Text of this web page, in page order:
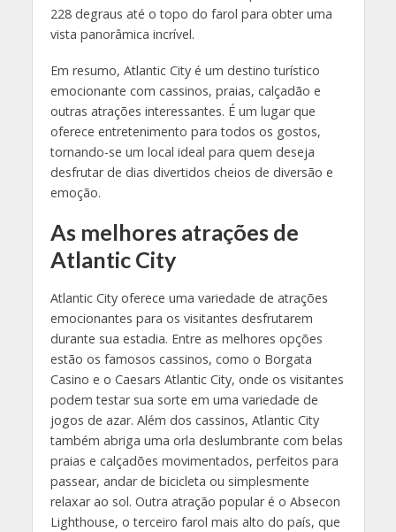
228 degraus até o topo do farol para obter uma
vista panorâmica incrível.
Em resumo, Atlantic City é um destino turístico
emocionante com cassinos, praias, calçadão e
outras atrações interessantes. É um lugar que
oferece entretenimento para todos os gostos,
tornando-se um local ideal para quem deseja
desfrutar de dias divertidos cheios de diversão e
emoção.
As melhores atrações de
Atlantic City
Atlantic City oferece uma variedade de atrações
emocionantes para os visitantes desfrutarem
durante sua estadia. Entre as melhores opções
estão os famosos cassinos, como o Borgata
Casino e o Caesars Atlantic City, onde os visitantes
podem testar sua sorte em uma variedade de
jogos de azar. Além dos cassinos, Atlantic City
também abriga uma orla deslumbrante com belas
praias e calçadões movimentados, perfeitos para
passear, andar de bicicleta ou simplesmente
relaxar ao sol. Outra atração popular é o Absecon
Lighthouse, o terceiro farol mais alto do país, que